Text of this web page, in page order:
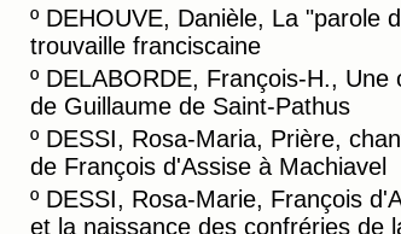
º DEHOUVE, Danièle, La "parole
trouvaille franciscaine
º DELABORDE, François-H., Une
de Guillaume de Saint-Pathus
º DESSI, Rosa-Maria, Prière,
de François d'Assise à Machiavel
º DESSI, Rosa-Marie, François
et la naissance des confréries de